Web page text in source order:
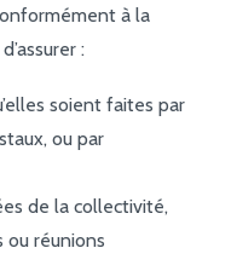
à la
:
soient faites par
ou par
de la collectivité,
ou réunions